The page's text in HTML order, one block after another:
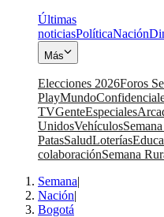
Últimas
noticiasPolíticaNación
Más
Elecciones 2026Foros
PlayMundo
TVGenteEspeciales
UnidosVehículos
PatasSaludLoterías
colaboraciónSemana
Semana|
Nación|
Bogotá